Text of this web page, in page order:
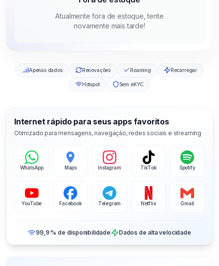
Atualmente fora de estoque, tente
novamente mais tarde!
Apenas dados Renovações Roaming Recarregar
Hotspot Sem eKYC
Internet rápido para seus apps favoritos
Otimizado para mensagens, navegação, redes sociais e streaming
WhatsApp Maps Instagram TikTok Spotify
YouTube Facebook Telegram Netflix Gmail
99,9 % de disponibilidade Dados de alta velocidade